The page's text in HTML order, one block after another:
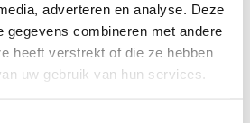
adverteren en analyse. Deze
gegevens combineren met andere
heeft verstrekt of die ze hebben
uw gebruik van hun services.